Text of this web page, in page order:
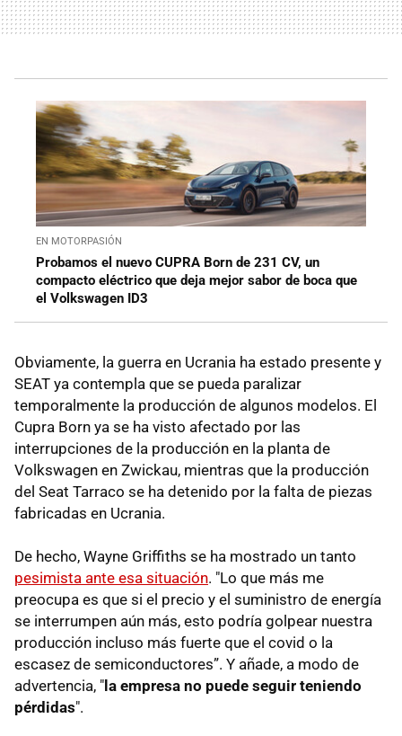
EN MOTORPASIÓN
Probamos el nuevo CUPRA Born de 231 CV, un
compacto eléctrico que deja mejor sabor de boca que
el Volkswagen ID3
Obviamente, la guerra en Ucrania ha estado presente y
SEAT ya contempla que se pueda paralizar
temporalmente la producción de algunos modelos. El
Cupra Born ya se ha visto afectado por las
interrupciones de la producción en la planta de
Volkswagen en Zwickau, mientras que la producción
del Seat Tarraco se ha detenido por la falta de piezas
fabricadas en Ucrania.
De hecho, Wayne Griffiths se ha mostrado un tanto
pesimista ante esa situación. "Lo que más me
preocupa es que si el precio y el suministro de energía
se interrumpen aún más, esto podría golpear nuestra
producción incluso más fuerte que el covid o la
escasez de semiconductores”. Y añade, a modo de
advertencia, " la empresa no puede seguir teniendo
pérdidas".